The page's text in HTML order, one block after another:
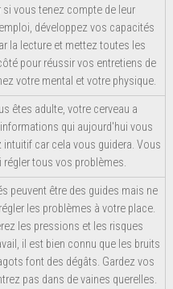
si vous tenez compte de leur
développez vos capacités
la lecture et mettez toutes les
pour réussir vos entretiens de
votre mental et votre physique.
êtes adulte, votre cerveau a
qui aujourd'hui vous
car cela vous guidera. Vous
régler tous vos problèmes.
peuvent être des guides mais ne
les problèmes à votre place.
les pressions et les risques
il est bien connu que les bruits
font des dégâts. Gardez vos
pas dans de vaines querelles.